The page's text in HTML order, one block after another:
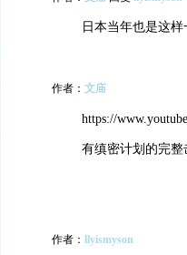
日本当年也是这样
作者： 文庙
https://
有缜密计划的完整
作者： llyismyson